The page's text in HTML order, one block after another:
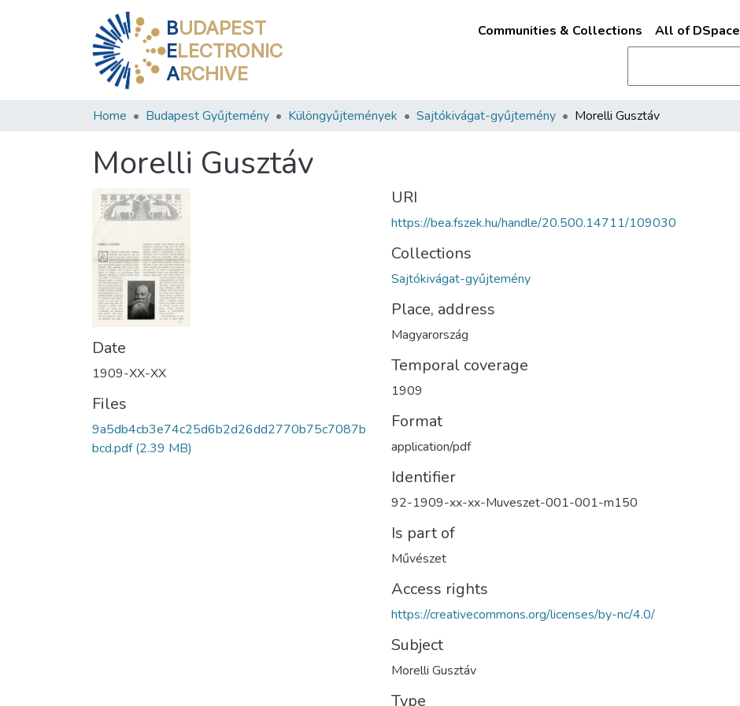
BUDAPEST
ELECTRONIC
ARCHIVE
Communities & Collections All of DSpace
Home Budapest Gyűjtemény Különgyűjtemények Sajtókivágat-gyűjtemény Morelli Gusztáv
Morelli Gusztáv
Date
1909-XX-XX
Files
9a5db4cb3e74c25d6b2d26dd2770b75c7087b
bcd.pdf(2.39 MB)
URI
https://bea.fszek.hu/handle/20.500.14711/109030
Collections
Sajtókivágat-gyűjtemény
Place, address
Magyarország
Temporal coverage
1909
Format
application/pdf
Identifier
92-1909-xx-xx-Muveszet-001-001-m150
Is part of
Művészet
Access rights
https://creativecommons.org/licenses/by-nc/4.0/
Subject
Morelli Gusztáv
Type